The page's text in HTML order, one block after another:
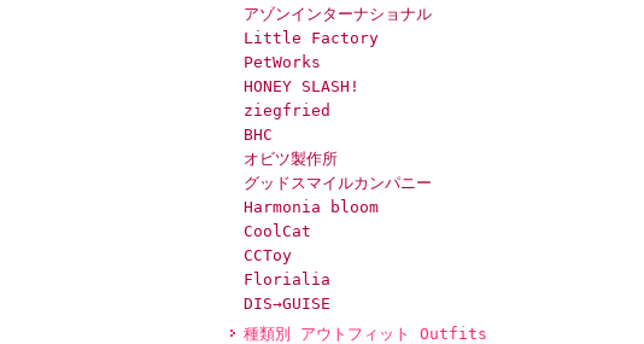
アゾンインターナショナル
Little Factory
PetWorks
HONEY SLASH!
ziegfried
BHC
オビツ製作所
グッドスマイルカンパニー
Harmonia bloom
CoolCat
CCToy
Florialia
DIS→GUISE
種類別 アウトフィット Outfits